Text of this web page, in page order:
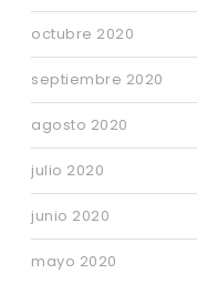
octubre 2020
septiembre 2020
agosto 2020
julio 2020
junio 2020
mayo 2020